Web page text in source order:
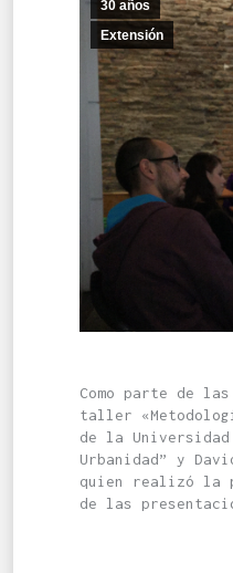
30 años
Extensión
Como parte de
taller
de la
Urbanidad” y
quien realizó la
de las